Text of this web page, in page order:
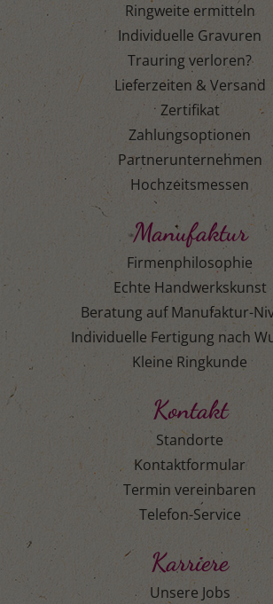
Ringweite ermitteln
Individuelle Gravuren
Trauring verloren?
Lieferzeiten & Versand
Zertifikat
Zahlungsoptionen
Partnerunternehmen
Hochzeitsmessen
Manufaktur
Firmenphilosophie
Echte Handwerkskunst
Beratung auf Manufaktur-
Individuelle Fertigung nach
Kleine Ringkunde
Kontakt
Standorte
Kontaktformular
Termin vereinbaren
Telefon-Service
Karriere
Unsere Jobs